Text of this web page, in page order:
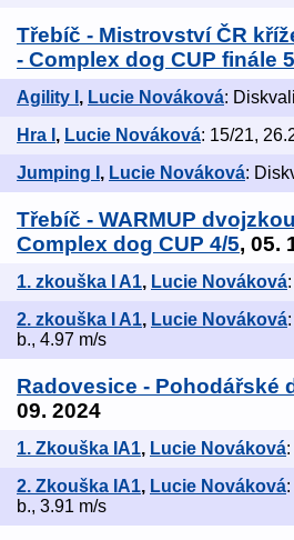
Třebíč - Mistrovství ČR
- Complex dog CUP finále
Agility I , Lucie Nováková:
Hra I , Lucie Nováková: 15/21,
Jumping I , Lucie Nováková:
Třebíč - WARMUP
Complex dog CUP 4/5, 05.
1. zkouška I A1, Lucie Nováková
2. zkouška I A1, Lucie Nováková
b., 4.97 m/s
Radovesice - Pohodářské
09. 2024
1. Zkouška IA1, Lucie Nováková
2. Zkouška IA1, Lucie Nováková
b., 3.91 m/s